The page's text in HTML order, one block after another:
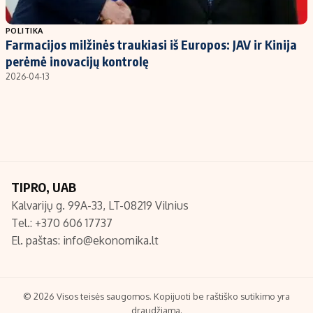
Populiarios temos
Investavimas
Akcijų rinka
Titulinis
Nedarbo išmokos skaičiuoklė
Redakcija
Turinio žymėjimo taisyklės
POLITIKA
Farmacijos milžinės traukiasi iš Europos: JAV ir Kinija
perėmė inovacijų kontrolę
2026-04-13
TIPRO, UAB
Kalvarijų g. 99A-33, LT-08219 Vilnius
Tel.: +370 606 17737
El. paštas: info@ekonomika.lt
© 2026 Visos teisės saugomos. Kopijuoti be raštiško sutikimo yra
draudžiama.